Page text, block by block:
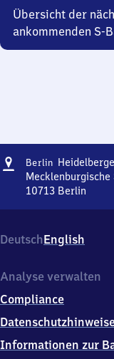
Übersicht der
ankommenden S-
Adresse
Berlin
10713 Berlin
Platz,
Mecklenburgische
22A,
0
7
3
DeutschEnglish
Analyse verwalten
Compliance
Informationen zur